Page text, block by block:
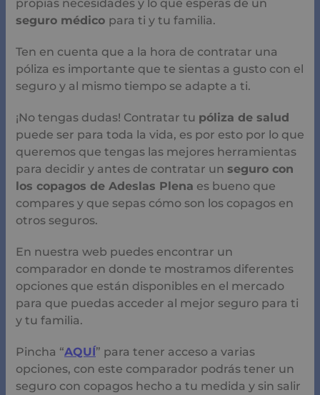
propias necesidades y lo que esperas de un
seguro médico para ti y tu familia.
Ten en cuenta que a la hora de contratar una
póliza es importante que te sientas a gusto con el
seguro y al mismo tiempo se adapte a ti.
¡No tengas dudas! Contratar tu póliza de salud
puede ser para toda la vida, es por esto por lo que
queremos que tengas las mejores herramientas
para decidir y antes de contratar un seguro con
los copagos de Adeslas Plena es bueno que
compares y que sepas cómo son los copagos en
otros seguros.
En nuestra web puedes encontrar un
comparador en donde te mostramos diferentes
opciones que están disponibles en el mercado
para que puedas acceder al mejor seguro para ti
y tu familia.
Pincha “AQUÍ” para tener acceso a varias
opciones, con este comparador podrás tener un
seguro con copagos hecho a tu medida y sin salir